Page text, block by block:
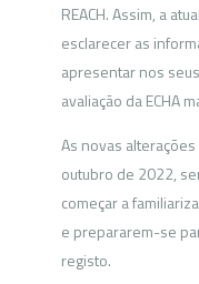
REACH. Assim, a
esclarecer as
apresentar nos
avaliação da ECHA
As novas
outubro de 2022,
começar a
e prepararem-se
registo.